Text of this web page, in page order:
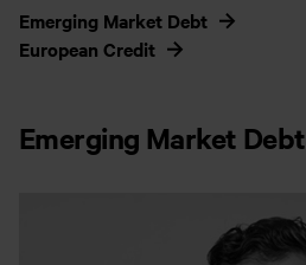
Emerging Market Debt
European Credit
Emerging Market Debt